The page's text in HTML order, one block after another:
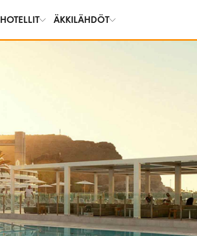
HOTELLIT ÄKKILÄHDÖT